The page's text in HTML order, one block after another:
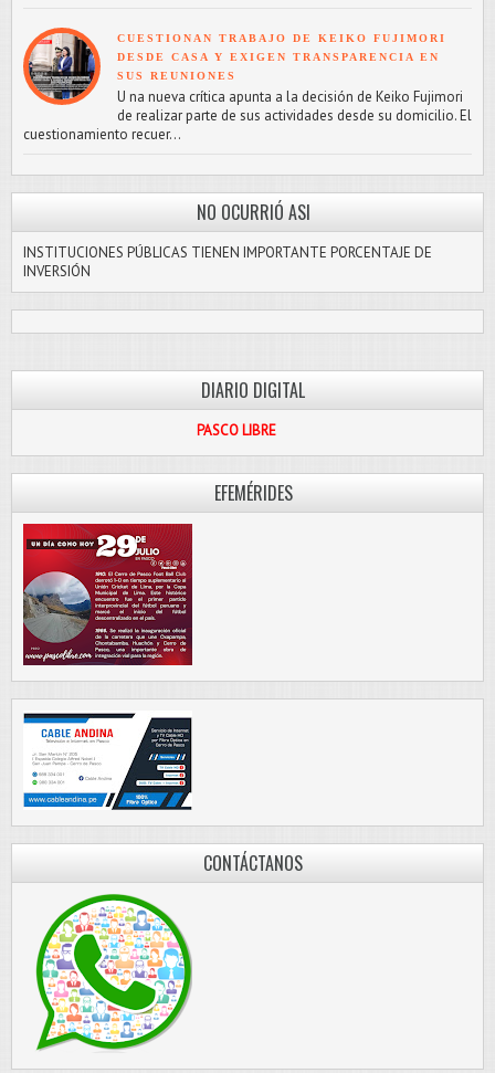
CUESTIONAN TRABAJO DE KEIKO FUJIMORI
DESDE CASA Y EXIGEN TRANSPARENCIA EN
SUS REUNIONES
U na nueva crítica apunta a la decisión de Keiko Fujimori
de realizar parte de sus actividades desde su domicilio. El
cuestionamiento recuer...
NO OCURRIÓ ASI
INSTITUCIONES PÚBLICAS TIENEN IMPORTANTE PORCENTAJE DE
INVERSIÓN
DIARIO DIGITAL
EFEMÉRIDES
CONTÁCTANOS